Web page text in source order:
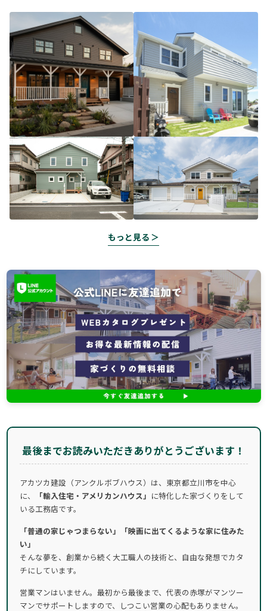
もっと見る ＞
最後までお読みいただきありがとうございます！
アカツカ建設（アンクルボブハウス）は、東京都立川市を中心
に、
「輸入住宅・アメリカンハウス」 に特化した家づくりをして
いる工務店です。
「普通の家じゃつまらない」「映画に出てくるような家に住みた
い」
そんな夢を、創業から続く大工職人の技術と、自由な発想でカタ
チにしています。
営業マンはいません。最初から最後まで、代表の赤塚がマンツー
マンでサポートしますので、しつこい営業の心配もありません。